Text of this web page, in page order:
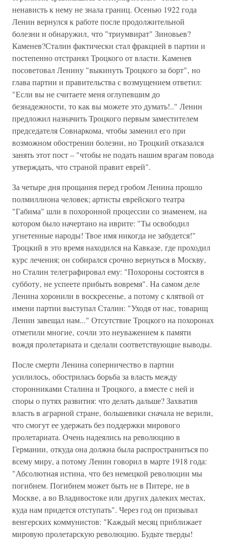
ненависть к нему не знала границ. Осенью 1922 года
Ленин вернулся к работе после продолжительной
болезни и обнаружил‚ что "триумвират" Зиновьев?
Каменев?Сталин фактически стал фракцией в партии и
постепенно отстранял Троцкого от власти. Каменев
посоветовал Ленину "выкинуть Троцкого за борт"‚ но
глава партии и правительства с возмущением ответил:
"Если вы не считаете меня оглупевшим до
безнадежности‚ то как вы можете это думать!.." Ленин
предложил назначить Троцкого первым заместителем
председателя Совнаркома‚ чтобы заменил его при
возможном обострении болезни‚ но Троцкий отказался
занять этот пост – "чтобы не подать нашим врагам повода
утверждать‚ что страной правит еврей".
За четыре дня прощания перед гробом Ленина прошло
полмиллиона человек; артисты еврейского театра
"Габима" шли в похоронной процессии со знаменем‚ на
котором было начертано на иврите: "Ты освободил
угнетенные народы! Твое имя никогда не забудется!"
Троцкий в это время находился на Кавказе‚ где проходил
курс лечения; он собирался срочно вернуться в Москву‚
но Сталин телеграфировал ему: "Похороны состоятся в
субботу‚ не успеете прибыть вовремя". На самом деле
Ленина хоронили в воскресенье‚ а потому с клятвой от
имени партии выступал Сталин: "Уходя от нас, товарищ
Ленин завещал нам..." Отсутствие Троцкого на похоронах
отметили многие‚ сочли это неуважением к памяти
вождя пролетариата и сделали соответствующие выводы.
После смерти Ленина соперничество в партии
усилилось‚ обострилась борьба за власть между
сторонниками Сталина и Троцкого‚ а вместе с ней и
споры о путях развития: что делать дальше? Захватив
власть в аграрной стране‚ большевики сначала не верили‚
что смогут ее удержать без поддержки мирового
пролетариата. Очень надеялись на революцию в
Германии‚ откуда она должна была распространиться по
всему миру, а потому Ленин говорил в марте 1918 года:
"Абсолютная истина‚ что без немецкой революции мы
погибнем. Погибнем может быть не в Питере‚ не в
Москве‚ а во Владивостоке или других далеких местах‚
куда нам придется отступать". Через год он призывал
венгерских коммунистов: "Каждый месяц приближает
мировую пролетарскую революцию. Будьте тверды!